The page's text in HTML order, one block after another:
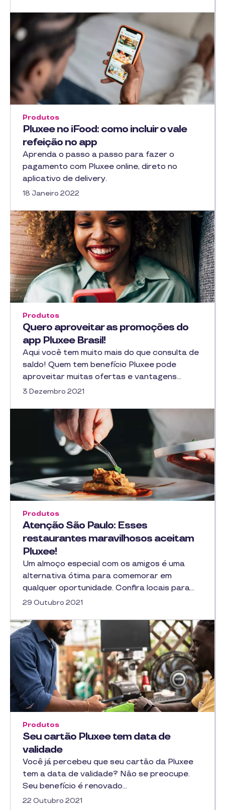
Pluxee no iFood: como incluir o vale
refeição no app
Produtos
Aprenda o passo a passo para fazer o
pagamento com Pluxee online, direto no
aplicativo de delivery.
18 Janeiro 2022
Quero aproveitar as promoções do
app Pluxee Brasil!
Produtos
Aqui você tem muito mais do que consulta de
saldo! Quem tem benefício Pluxee pode
aproveitar muitas ofertas e vantagens…
3 Dezembro 2021
Atenção São Paulo: Esses
restaurantes maravilhosos aceitam
Pluxee!
Produtos
Um almoço especial com os amigos é uma
alternativa ótima para comemorar em
qualquer oportunidade. Confira locais para…
29 Outubro 2021
Seu cartão Pluxee tem data de
validade
Produtos
Você já percebeu que seu cartão da Pluxee
tem a data de validade? Não se preocupe.
Seu benefício é renovado…
22 Outubro 2021